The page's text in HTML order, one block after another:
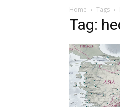
Home Tags
Tag: